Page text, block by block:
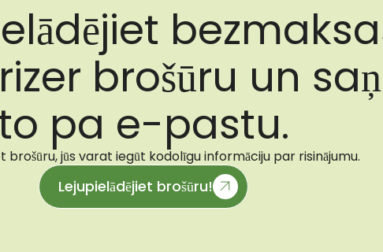
brošūru un
pa e-pastu.
brošūru, jūs varat iegūt kodolīgu informāciju par risinājumu.
Lejupielādējiet brošūru!